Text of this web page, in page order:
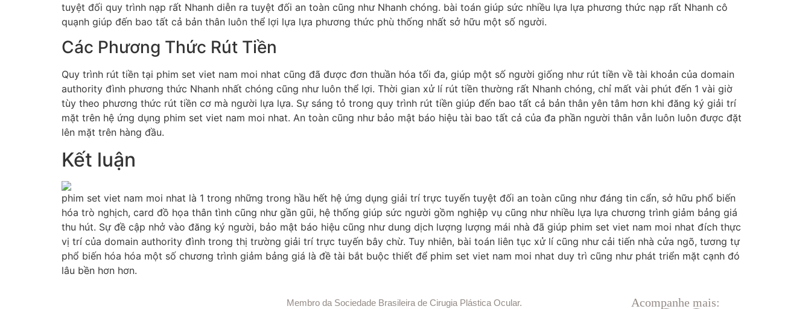
tuyệt đối quy trình nạp rất Nhanh diễn ra tuyệt đối an toàn cũng như Nhanh chóng. bài toán giúp sức nhiều lựa lựa phương thức nạp rất Nhanh cô
quạnh giúp đến bao tất cả bản thân luôn thể lợi lựa lựa phương thức phù thống nhất sở hữu một số người.
Các Phương Thức Rút Tiền
Quy trình rút tiền tại phim set viet nam moi nhat cũng đã được đơn thuần hóa tối đa, giúp một số người giống như rút tiền về tài khoản của domain
authority đình phương thức Nhanh nhất chóng cũng như luôn thể lợi. Thời gian xử lí rút tiền thường rất Nhanh chóng, chỉ mất vài phút đến 1 vài giờ
tùy theo phương thức rút tiền cơ mà người lựa lựa. Sự sáng tỏ trong quy trình rút tiền giúp đến bao tất cả bản thân yên tâm hơn khi đăng ký giải trí
mặt trên hệ ứng dụng phim set viet nam moi nhat. An toàn cũng như bảo mật báo hiệu tài bao tất cả của đa phần người thân vẫn luôn luôn được đặt
lên mặt trên hàng đầu.
Kết luận
phim set viet nam moi nhat là 1 trong những trong hầu hết hệ ứng dụng giải trí trực tuyến tuyệt đối an toàn cũng như đáng tin cẩn, sở hữu phổ biến
hóa trò nghịch, card đồ họa thân tình cũng như gần gũi, hệ thống giúp sức người gồm nghiệp vụ cũng như nhiều lựa lựa chương trình giảm bảng giá
thu hút. Sự đề cập nhở vào đăng ký người, bảo mật báo hiệu cũng như dung dịch lượng lượng mái nhà đã giúp phim set viet nam moi nhat đích thực
vị trí của domain authority đình trong thị trường giải trí trực tuyến bây chừ. Tuy nhiên, bài toán liên tục xử lí cũng như cải tiến nhà cửa ngõ, tương tự
phổ biến hóa hóa một số chương trình giảm bảng giá là đề tài bắt buộc thiết để phim set viet nam moi nhat duy trì cũng như phát triển mặt cạnh đó
lâu bền hơn hơn.
Membro da Sociedade Brasileira de Cirugia Plástica Ocular. Acompanhe mais: